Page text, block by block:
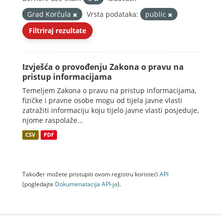
Grad Korčula
Vrsta podataka:
public
Filtriraj rezultate
Izvješća o provođenju Zakona o pravu na
pristup informacijama
Temeljem Zakona o pravu na pristup informacijama,
fizičke i pravne osobe mogu od tijela javne vlasti
zatražiti informaciju koju tijelo javne vlasti posjeduje,
njome raspolaže...
CSV PDF
Također možete pristupiti ovom registru koristeći API
(pogledajte Dokumenаtаcijа API-jа).